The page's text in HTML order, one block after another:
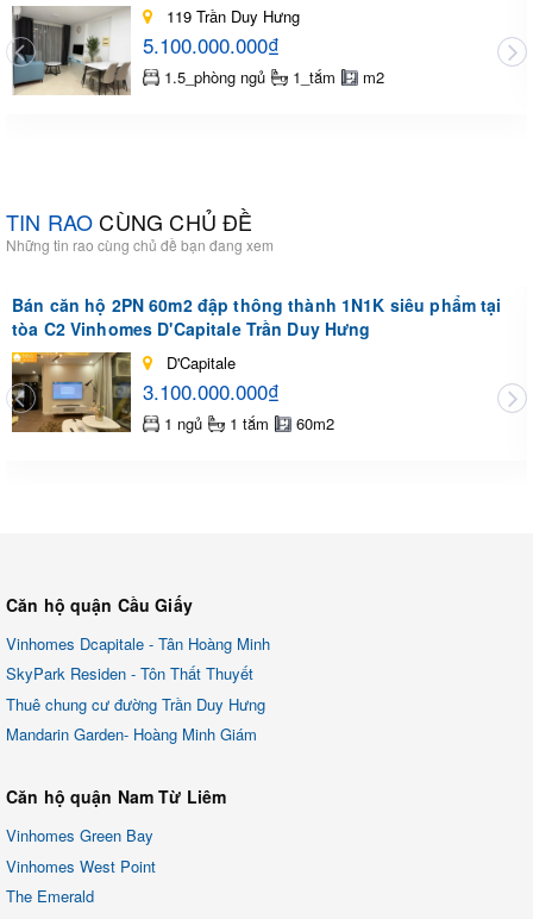
119 Trần Duy Hưng
5.100.000.000₫
1.5_phòng ngủ 1_tắm m2
TIN RAOCÙNG CHỦ ĐỀ
Những tin rao cùng chủ đề bạn đang xem
Bán căn hộ 2PN 60m2 đập thông thành 1N1K siêu phẩm tại
tòa C2 Vinhomes D'Capitale Trần Duy Hưng
D'Capitale
3.100.000.000₫
1 ngủ 1 tắm 60m2
Căn hộ quận Cầu Giấy
Vinhomes Dcapitale - Tân Hoàng Minh
SkyPark Residen - Tôn Thất Thuyết
Thuê chung cư đường Trần Duy Hưng
Mandarin Garden- Hoàng Minh Giám
Căn hộ quận Nam Từ Liêm
Vinhomes Green Bay
Vinhomes West Point
The Emerald